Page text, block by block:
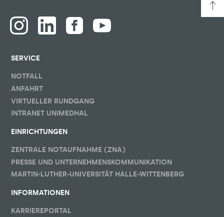
SERVICE
NOTFALL
ANFAHRT
VIRTUELLER RUNDGANG
INTRANET UNIMEDHAL
EINRICHTUNGEN
ZENTRALE NOTAUFNAHME (ZNA)
PRESSE UND UNTERNEHMENSKOMMUNIKATION
MARTIN-LUTHER-UNIVERSITÄT HALLE-WITTENBERG
INFORMATIONEN
KARRIEREPORTAL